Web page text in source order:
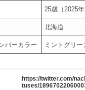
25歳（2025年
北海道
バーカラー ミントグリー
https://twitter.com/
tuses/